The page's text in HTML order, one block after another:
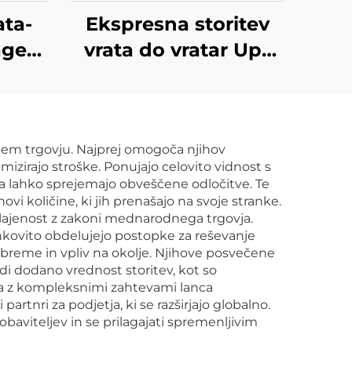
Ekspresna storitev
vrata do vratar Ups
trgovju. Najprej omogoča njihov
stroške. Ponujajo celovito vidnost s
sprejemajo obveščene odločitve. Te
količine, ki jih prenašajo na svoje stranke.
z zakoni mednarodnega trgovja.
obdelujejo postopke za reševanje
in vpliv na okolje. Njihove posvečene
dodano vrednost storitev, kot so
z kompleksnimi zahtevami lanca
za podjetja, ki se razširjajo globalno.
in se prilagajati spremenljivim